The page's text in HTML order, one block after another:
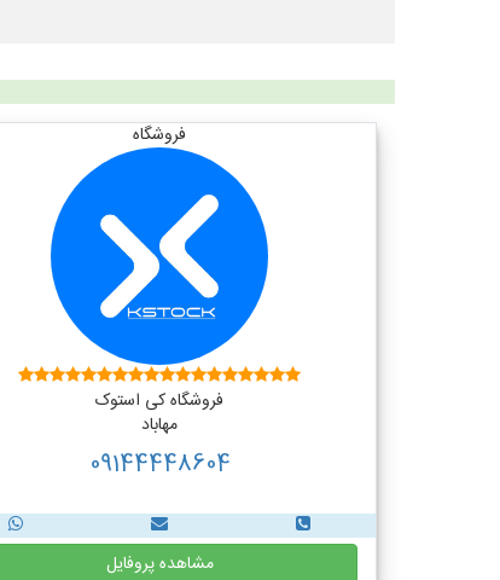
فروشگاه
فروشگاه کی استوک
مهاباد
09144448604
مشاهده پروفایل